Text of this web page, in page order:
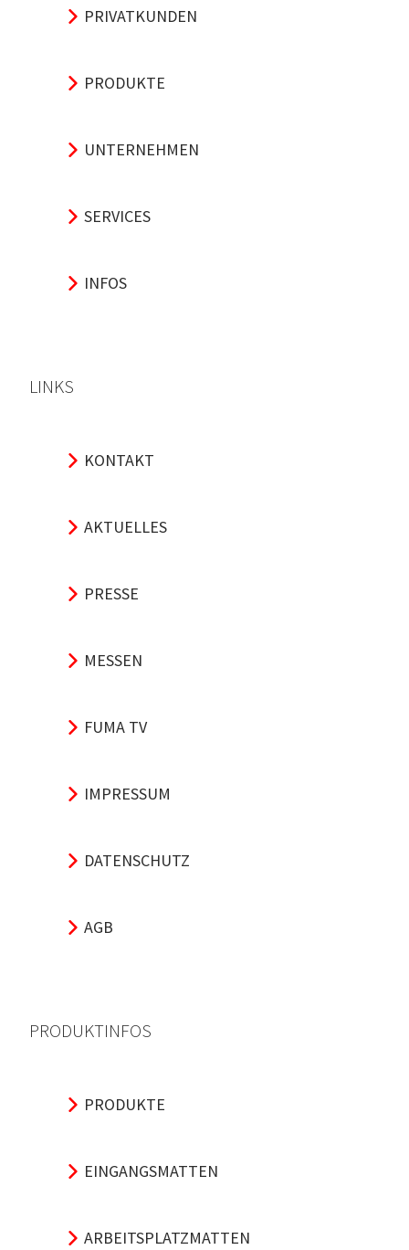
PRIVATKUNDEN
PRODUKTE
UNTERNEHMEN
SERVICES
INFOS
LINKS
KONTAKT
AKTUELLES
PRESSE
MESSEN
FUMA TV
IMPRESSUM
DATENSCHUTZ
AGB
PRODUKTINFOS
PRODUKTE
EINGANGSMATTEN
ARBEITSPLATZMATTEN